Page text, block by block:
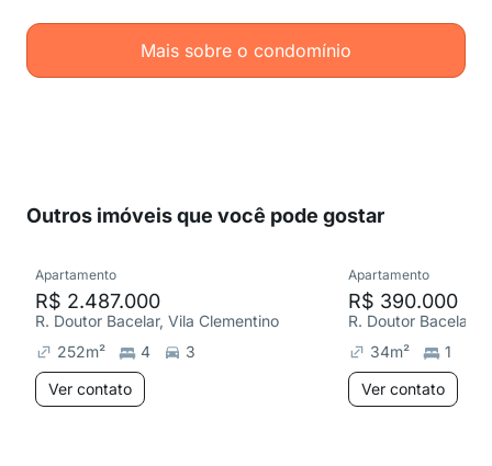
Mais sobre o condomínio
Outros imóveis que você pode gostar
Apartamento
R$ 2.487.000
R. Doutor Bacelar, Vila Clementino
252m² 4
3
Ver contato
Apartamento
R$ 390.000
R. Doutor Bacelar,
34m²
1
Ver contato